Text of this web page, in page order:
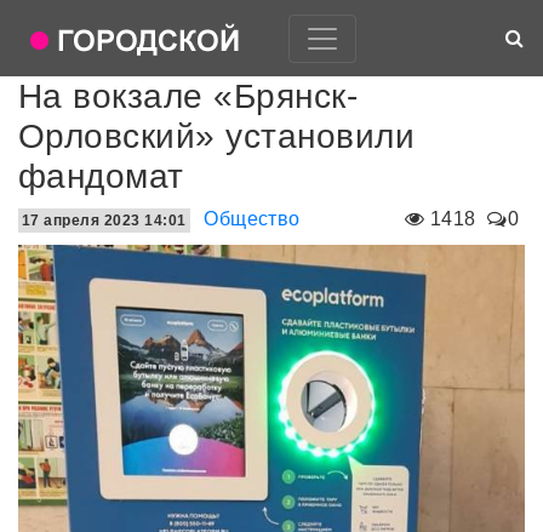
На вокзале «Брянск-
Орловский» установили
фандомат
1418 0
17 апреля 2023 14:01 Общество